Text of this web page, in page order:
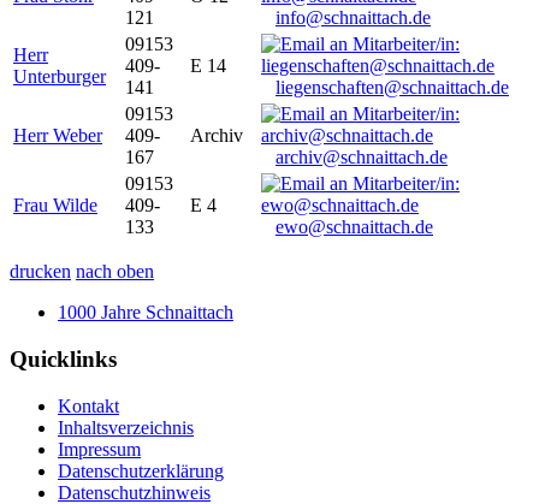
121
info@schnaittach.de
Herr
Unterburger
09153
409-
141
E 14
liegenschaften@schnaittach.de
Herr Weber
09153
409-
167
Archiv
archiv@schnaittach.de
Frau Wilde
09153
409-
133
E 4
ewo@schnaittach.de
drucken nach oben
1000 Jahre Schnaittach
Quicklinks
Kontakt
Inhaltsverzeichnis
Impressum
Datenschutzerklärung
Datenschutzhinweis